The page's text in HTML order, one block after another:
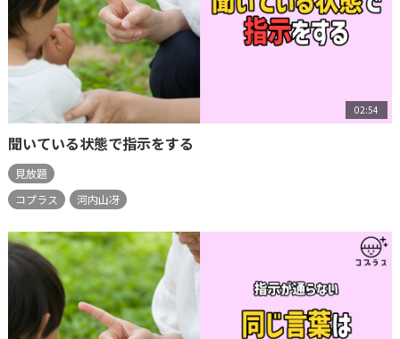
02:54
聞いている状態で指示をする
見放題
コプラス
河内山冴